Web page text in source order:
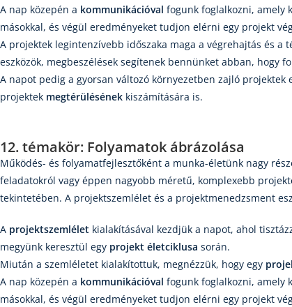
A nap közepén a kommunikációval fogunk foglalkozni, amely
másokkal, és végül eredményeket tudjon elérni egy projekt
A projektek legintenzívebb időszaka maga a végrehajtás és a
eszközök, megbeszélések segítenek bennünket abban, hogy
A napot pedig a gyorsan változó környezetben zajló projektek
projektek megtérülésének kiszámítására is.
12. témakör: Folyamatok ábrázolása
Működés- és folyamatfejlesztőként a munka-életünk nagy
feladatokról vagy éppen nagyobb méretű, komplexebb
tekintetében. A projektszemlélet és a projektmenedzsment
A projektszemlélet kialakításával kezdjük a napot, ahol
megyünk keresztül egy projekt életciklusa során.
Miután a szemléletet kialakítottuk, megnézzük, hogy egy
A nap közepén a kommunikációval fogunk foglalkozni, amely
másokkal, és végül eredményeket tudjon elérni egy projekt